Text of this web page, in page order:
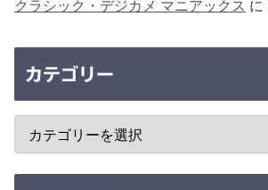
クラシック・デジカメ マニアックス に
カテゴリー